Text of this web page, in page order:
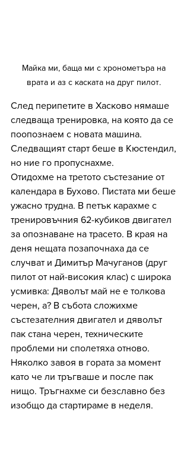
Майка ми, баща ми с хронометъра на
врата и аз с каската на друг пилот.
След перипетите в Хасково нямаше
следваща тренировка, на която да се
поопознаем с новата машина.
Следващият старт беше в Кюстендил,
но ние го пропуснахме.
Отидохме на третото състезание от
календара в Бухово. Пистата ми беше
ужасно трудна. В петък карахме с
тренировъчния 62-кубиков двигател
за опознаване на трасето. В края на
деня нещата позапочнаха да се
случват и Димитър Мачуганов (друг
пилот от най-високия клас) с широка
усмивка: Дяволът май не е толкова
черен, а? В събота сложихме
състезателния двигател и дяволът
пак стана черен, техническите
проблеми ни сполетяха отново.
Няколко завоя в гората за момент
като че ли тръгваше и после пак
нищо. Тръгнахме си безславно без
изобщо да стартираме в неделя.